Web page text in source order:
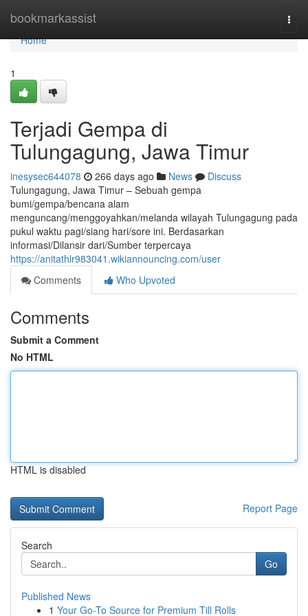
bookmarkassist
Home
Home
1
Terjadi Gempa di
Tulungagung, Jawa Timur
inesysec644078 266 days ago News
Discuss
Tulungagung, Jawa Timur – Sebuah gempa
bumi/gempa/bencana alam
menguncang/menggoyahkan/melanda wilayah Tulungagung pada
pukul waktu pagi/siang hari/sore ini. Berdasarkan
informasi/Dilansir dari/Sumber terpercaya
https://anitathlr983041.wikiannouncing.com/user
Comments
Who Upvoted
Comments
Submit a Comment
No HTML
HTML is disabled
Report Page
Search
Go
Published News
1 Your Go-To Source for Premium Till Rolls